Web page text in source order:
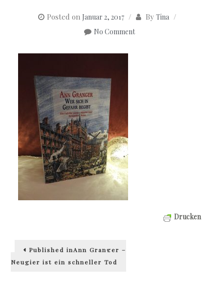
Posted on Januar 2, 2017 By Tina
No Comment
Drucken
Beitragsnavigation
Published inAnn Granger –
Neugier ist ein schneller Tod